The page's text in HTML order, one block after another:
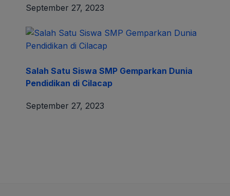
September 27, 2023
Salah Satu Siswa SMP Gemparkan Dunia
Pendidikan di Cilacap
September 27, 2023